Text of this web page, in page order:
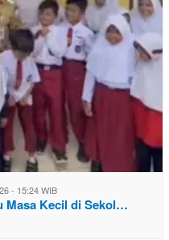
- 15:24 WIB
Masa Kecil di Sekol…